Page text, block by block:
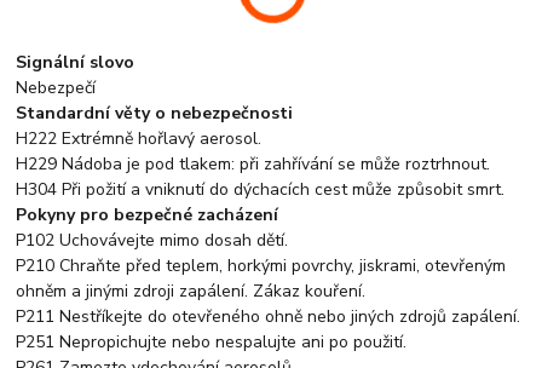
Signální slovo
Nebezpečí
Standardní věty o nebezpečnosti
H222 Extrémně hořlavý aerosol.
H229 Nádoba je pod tlakem: při zahřívání se může roztrhnout.
H304 Při požití a vniknutí do dýchacích cest může způsobit smrt.
Pokyny pro bezpečné zacházení
P102 Uchovávejte mimo dosah dětí.
P210 Chraňte před teplem, horkými povrchy, jiskrami, otevřeným
ohněm a jinými zdroji zapálení. Zákaz kouření.
P211 Nestříkejte do otevřeného ohně nebo jiných zdrojů zapálení.
P251 Nepropichujte nebo nespalujte ani po použití.